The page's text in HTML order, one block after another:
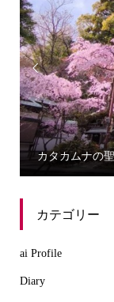

カタカムナの
カテゴリー
ai Profile
Diary